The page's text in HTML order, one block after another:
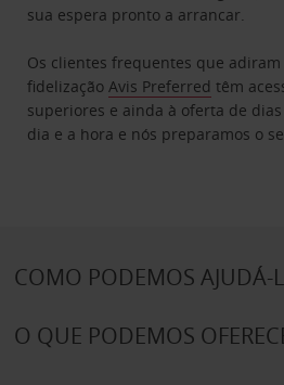
sua espera pronto a arrancar.
Os clientes frequentes que
fidelizaçãoAvis Preferred têm
superiores e ainda à oferta de
dia e a hora e nós preparamos o
COMO PODEMOS AJUDÁ-
O QUE PODEMOS